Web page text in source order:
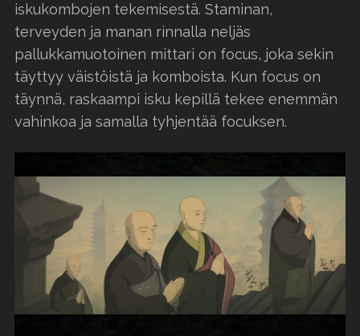
iskukombojen tekemisestä. Staminan,
terveyden ja manan rinnalla neljäs
pallukkamuotoinen mittari on focus, joka sekin
täyttyy väistöistä ja komboista. Kun focus on
täynnä, raskaampi isku kepillä tekee enemmän
vahinkoa ja samalla tyhjentää focuksen.